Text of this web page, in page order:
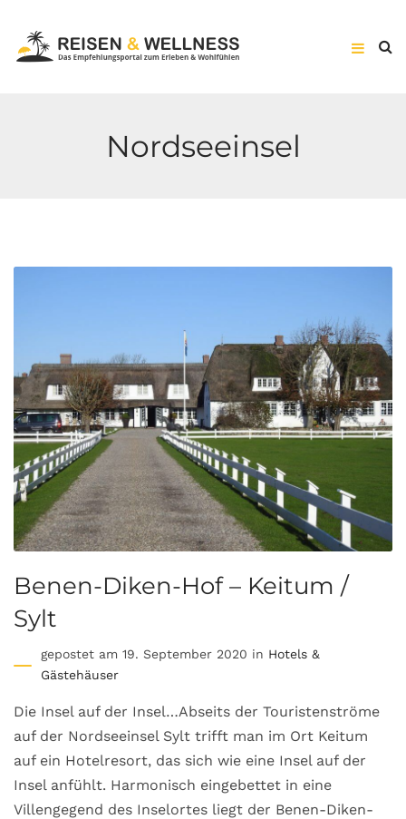
Nordseeinsel
Benen-Diken-Hof – Keitum /
Sylt
gepostet am 19. September 2020 in Hotels &
Gästehäuser
Die Insel auf der Insel…Abseits der Touristenströme
auf der Nordseeinsel Sylt trifft man im Ort Keitum
auf ein Hotelresort, das sich wie eine Insel auf der
Insel anfühlt. Harmonisch eingebettet in eine
Villengegend des Inselortes liegt der Benen-Diken-